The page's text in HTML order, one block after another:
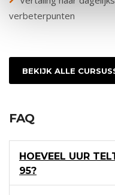
verbeterpunten
BEKIJK ALLE
FAQ
HOEVEEL UUR
95?